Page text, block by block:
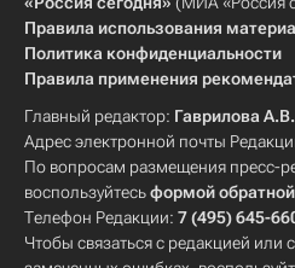
Правила использования
Политика конфиденциальности
Правила применения
Главный редактор: Гаврилова А.В.
Адрес электронной почты
По вопросам размещения пресс-
воспользуйтесьформой
Телефон Редакции: 7 (495) 645-
Чтобы связаться с редакцией или